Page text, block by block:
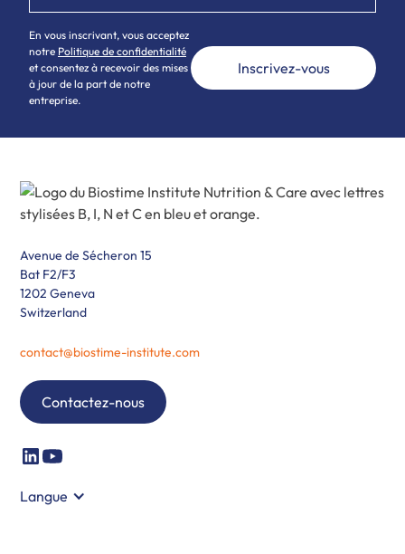
En vous inscrivant, vous acceptez
notre Politique de confidentialité
et consentez à recevoir des mises
à jour de la part de notre
entreprise.
Avenue de Sécheron 15
Bat F2/F3
1202 Geneva
Switzerland
contact@biostime-institute.com
Contactez-nous
Langue